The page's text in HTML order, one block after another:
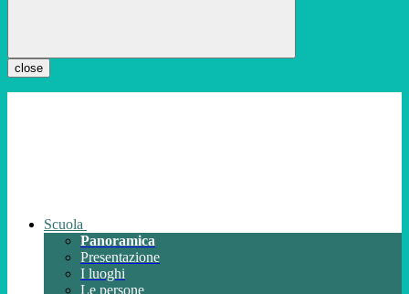
close
Scuola
Panoramica
Presentazione
I luoghi
Le persone